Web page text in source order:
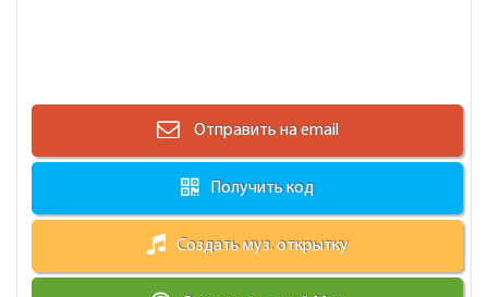
Отправить на email
Получить код
Создать муз. открытку